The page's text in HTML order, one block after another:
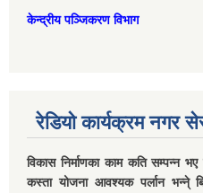
केन्द्रीय पञ्जिकरण विभाग
रेडियो कार्यक्रम नगर
विकास निर्माणका काम कति सम्पन्न
कस्ता योजना आवश्यक पर्लान भन्ने्